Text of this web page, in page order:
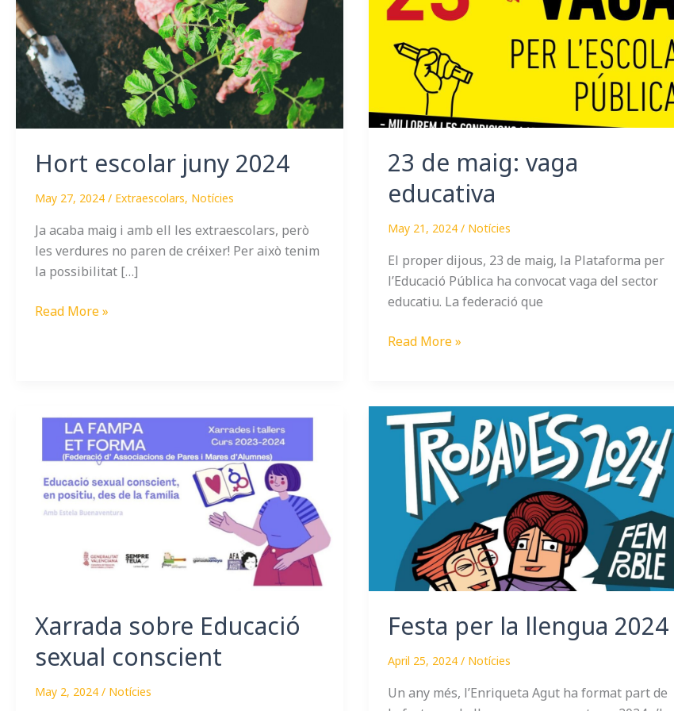
Hort escolar juny 2024
May 27, 2024 / Extraescolars, Notícies
Ja acaba maig i amb ell les extraescolars, però
les verdures no paren de créixer! Per això tenim
la possibilitat […]
2024
Read More »
23 de maig: vaga
educativa
May 21, 2024/ Notícies
El proper dijous, 23 de maig, la Plataforma per
l’Educació Pública ha convocat vaga del sector
educatiu. La federació que
vaga
Read More »
Xarrada sobre Educació
sexual conscient
May 2, 2024 / Notícies
Xarrada
sobre
Educació
sexual
conscient
Festa per la llengua 2024
April 25, 2024/ Notícies
Un any més, l’Enriqueta Agut ha format part de
Festa
per
llengua
2024